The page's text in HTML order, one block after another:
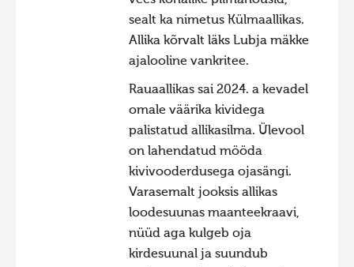
sealt ka nimetus Külmaallikas.
Allika kõrvalt läks Lubja mäkke
ajalooline vankritee.
Rauaallikas sai 2024. a kevadel
omale väärika kividega
palistatud allikasilma. Ülevool
on lahendatud mööda
kivivooderdusega ojasängi.
Varasemalt jooksis allikas
loodesuunas maanteekraavi,
nüüd aga kulgeb oja
kirdesuunal ja suundub